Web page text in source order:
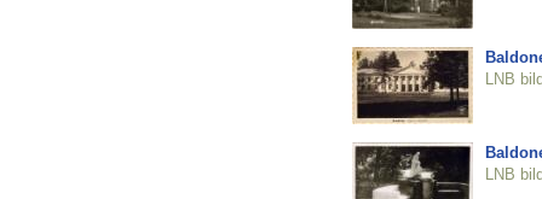
LNB
LNB